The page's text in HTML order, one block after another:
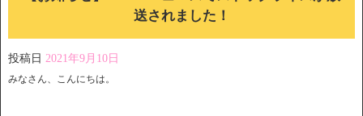
送されました！
投稿日 2021年9月10日
みなさん、こんにちは。